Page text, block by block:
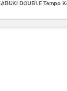
DOUBLE Tempo